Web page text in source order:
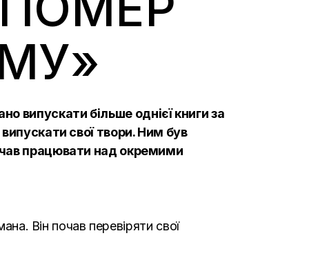
випускати більше однієї книги за
свої твори. Ним був
працювати над окремими
Він почав перевіряти свої